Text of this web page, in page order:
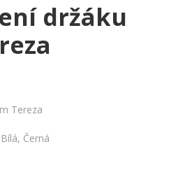
držáku
Tereza
Černá